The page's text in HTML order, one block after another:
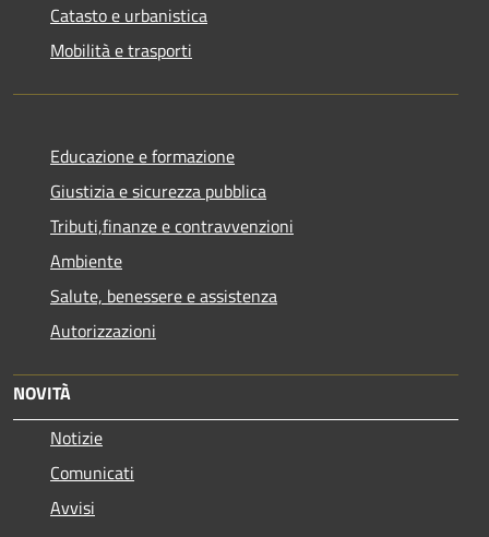
Catasto e urbanistica
Mobilità e trasporti
Educazione e formazione
Giustizia e sicurezza pubblica
Tributi,finanze e contravvenzioni
Ambiente
Salute, benessere e assistenza
Autorizzazioni
NOVITÀ
Notizie
Comunicati
Avvisi